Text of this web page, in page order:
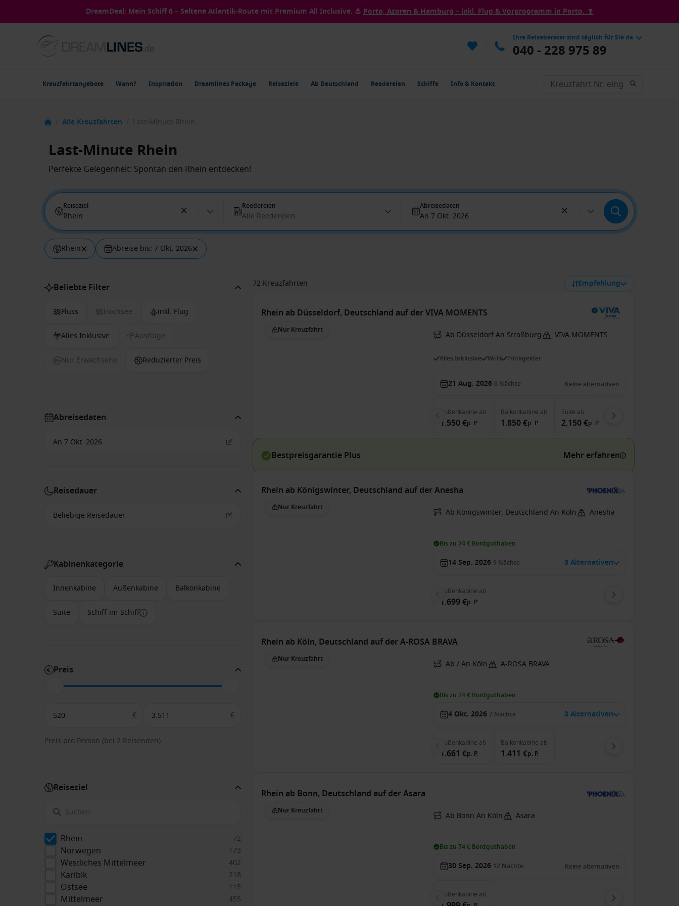
DreamDeal: Mein Schiff 6 – Seltene Atlantik-Route mit Premium All Inclusive. ⚓ Porto, Azoren & Hamburg – inkl. Flug & Vorprogramm in Porto. 🍷
Ihre Reiseberater sind täglich für Sie da
040 - 228 975 89
Kreuzfahrtangebote Wann? Inspiration Dreamlines Package Reiseziele Ab Deutschland Reedereien Schiffe Info & Kontakt
/ Alle Kreuzfahrten / Last-Minute Rhein
Last-Minute Rhein
Perfekte Gelegenheit: Spontan den Rhein entdecken!
Reiseziel
Rhein
Reedereien
Alle Reedereien
Abreisedaten
An 7 Okt. 2026
Rhein Abreise bis: 7 Okt. 2026
Beliebte Filter
Fluss Hochsee inkl. Flug
Alles Inklusive Ausflüge
Nur Erwachsene Reduzierter Preis
Abreisedaten
Reisedauer
Kabinenkategorie
Innenkabine Außenkabine Balkonkabine
Suite Schiff-im-Schiff
Preis
€ €
Preis pro Person (bei 2 Reisenden)
Reiseziel
Rhein 72
Norwegen 173
Westliches Mittelmeer 402
Karibik 218
Ostsee 115
Mittelmeer 455
72 Kreuzfahrten Empfehlung
Rhein ab Düsseldorf, Deutschland auf der VIVA MOMENTS
Nur Kreuzfahrt Ab Düsseldorf An Straßburg VIVA MOMENTS
Alles Inklusive Wi-Fi Trinkgelder
21 Aug. 2026 6 Nächte Keine alternativen
Außenkabine ab
1.550 €p. P.
Balkonkabine ab
1.850 €p. P.
Suite ab
2.150 €p. P.
Bestpreisgarantie Plus Mehr erfahren
Rhein ab Königswinter, Deutschland auf der Anesha
Nur Kreuzfahrt Ab Königswinter, Deutschland An Köln Anesha
Bis zu 74 € Bordguthaben
14 Sep. 2026 9 Nächte 3 Alternativen
Außenkabine ab
1.699 €p. P.
Rhein ab Köln, Deutschland auf der A-ROSA BRAVA
Nur Kreuzfahrt Ab / An Köln A-ROSA BRAVA
Bis zu 74 € Bordguthaben
4 Okt. 2026 7 Nächte 3 Alternativen
Außenkabine ab
1.661 €p. P.
Balkonkabine ab
1.411 €p. P.
Rhein ab Bonn, Deutschland auf der Asara
Nur Kreuzfahrt Ab Bonn An Köln Asara
Bis zu 74 € Bordguthaben
30 Sep. 2026 12 Nächte Keine alternativen
Außenkabine ab